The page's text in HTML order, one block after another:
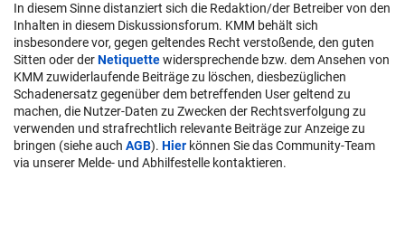
In diesem Sinne distanziert sich die Redaktion/der Betreiber von den
Inhalten in diesem Diskussionsforum. KMM behält sich
insbesondere vor, gegen geltendes Recht verstoßende, den guten
Sitten oder derNetiquettewidersprechende bzw. dem Ansehen von
KMM zuwiderlaufende Beiträge zu löschen, diesbezüglichen
Schadenersatz gegenüber dem betreffenden User geltend zu
machen, die Nutzer-Daten zu Zwecken der Rechtsverfolgung zu
verwenden und strafrechtlich relevante Beiträge zur Anzeige zu
bringen (siehe auch AGB). Hier können Sie das Community-Team
via unserer Melde- und Abhilfestelle kontaktieren.